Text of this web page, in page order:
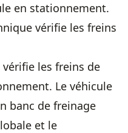
en stationnement.
vérifie les freins
les freins de
Le véhicule
banc de freinage
et le